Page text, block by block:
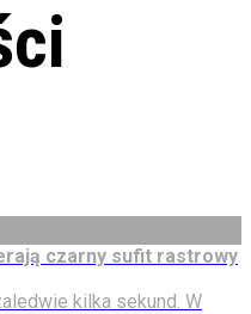
czarny sufit rastrowy
kilka sekund. W